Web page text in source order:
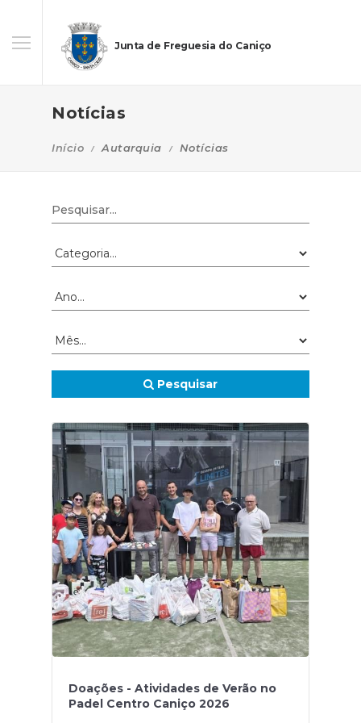
Junta de Freguesia do Caniço
Notícias
Início Autarquia Notícias
Pesquisar
Doações - Atividades de Verão no
Padel Centro Caniço 2026